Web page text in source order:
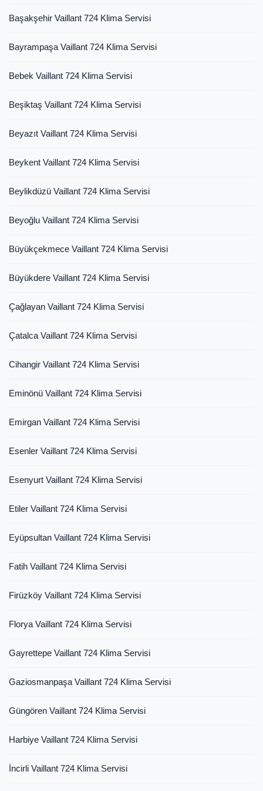
Başakşehir Vaillant 724 Klima Servisi
Bayrampaşa Vaillant 724 Klima Servisi
Bebek Vaillant 724 Klima Servisi
Beşiktaş Vaillant 724 Klima Servisi
Beyazıt Vaillant 724 Klima Servisi
Beykent Vaillant 724 Klima Servisi
Beylikdüzü Vaillant 724 Klima Servisi
Beyoğlu Vaillant 724 Klima Servisi
Büyükçekmece Vaillant 724 Klima Servisi
Büyükdere Vaillant 724 Klima Servisi
Çağlayan Vaillant 724 Klima Servisi
Çatalca Vaillant 724 Klima Servisi
Cihangir Vaillant 724 Klima Servisi
Eminönü Vaillant 724 Klima Servisi
Emirgan Vaillant 724 Klima Servisi
Esenler Vaillant 724 Klima Servisi
Esenyurt Vaillant 724 Klima Servisi
Etiler Vaillant 724 Klima Servisi
Eyüpsultan Vaillant 724 Klima Servisi
Fatih Vaillant 724 Klima Servisi
Firüzköy Vaillant 724 Klima Servisi
Florya Vaillant 724 Klima Servisi
Gayrettepe Vaillant 724 Klima Servisi
Gaziosmanpaşa Vaillant 724 Klima Servisi
Güngören Vaillant 724 Klima Servisi
Harbiye Vaillant 724 Klima Servisi
İncirli Vaillant 724 Klima Servisi